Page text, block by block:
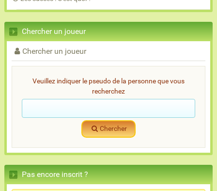
Chercher un joueur
Chercher un joueur
Veuillez indiquer le pseudo de la personne que vous
recherchez
Chercher
Pas encore inscrit ?